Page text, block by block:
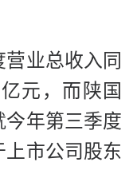
业总收入同
元，而陕国
今年第三季度
市公司股东